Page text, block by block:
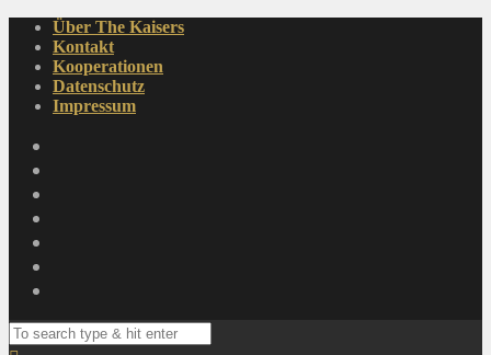
Über The Kaisers
Kontakt
Kooperationen
Datenschutz
Impressum